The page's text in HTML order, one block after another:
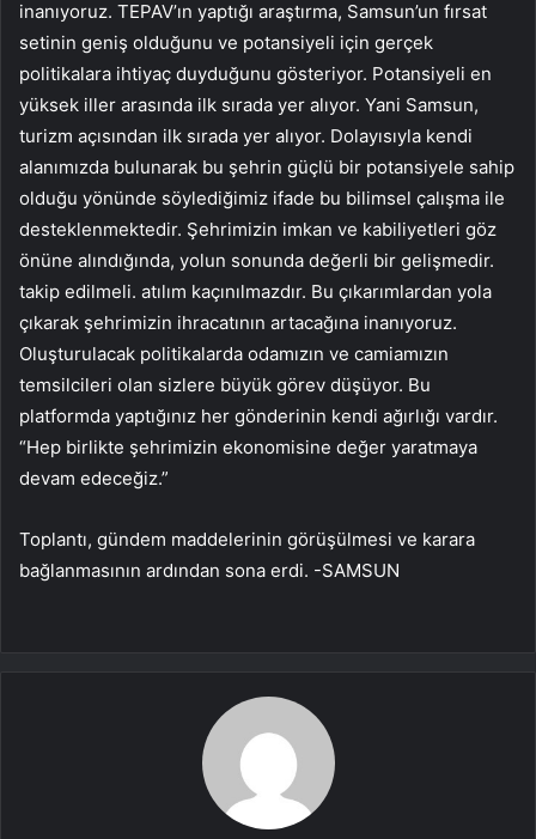
inanıyoruz. TEPAV’ın yaptığı araştırma, Samsun’un fırsat
setinin geniş olduğunu ve potansiyeli için gerçek
politikalara ihtiyaç duyduğunu gösteriyor. Potansiyeli en
yüksek iller arasında ilk sırada yer alıyor. Yani Samsun,
turizm açısından ilk sırada yer alıyor. Dolayısıyla kendi
alanımızda bulunarak bu şehrin güçlü bir potansiyele sahip
olduğu yönünde söylediğimiz ifade bu bilimsel çalışma ile
desteklenmektedir. Şehrimizin imkan ve kabiliyetleri göz
önüne alındığında, yolun sonunda değerli bir gelişmedir.
takip edilmeli. atılım kaçınılmazdır. Bu çıkarımlardan yola
çıkarak şehrimizin ihracatının artacağına inanıyoruz.
Oluşturulacak politikalarda odamızın ve camiamızın
temsilcileri olan sizlere büyük görev düşüyor. Bu
platformda yaptığınız her gönderinin kendi ağırlığı vardır.
“Hep birlikte şehrimizin ekonomisine değer yaratmaya
devam edeceğiz.”
Toplantı, gündem maddelerinin görüşülmesi ve karara
bağlanmasının ardından sona erdi. -SAMSUN